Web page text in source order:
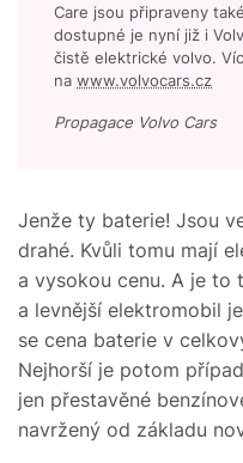
Care jsou připraveny
dostupné je nyní již i
čistě elektrické volvo.
na www.volvocars.cz
Propagace Volvo Cars
Jenže ty baterie! Jsou
drahé. Kvůli tomu mají
a vysokou cenu. A je to
a levnější elektromobil
se cena baterie v
Nejhorší je potom
jen přestavěné
navržený od základu